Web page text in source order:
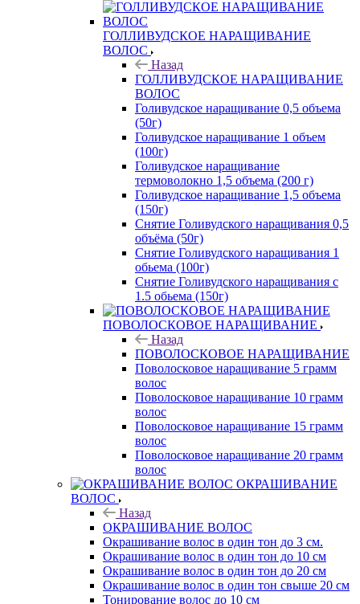
ГОЛЛИВУДСКОЕ НАРАЩИВАНИЕ
ВОЛОС
Назад
ГОЛЛИВУДСКОЕ НАРАЩИВАНИЕ
ВОЛОС
Голивудское наращивание 0,5 объема
(50г)
Голивудское наращивание 1 объем
(100г)
Голивудское наращивание
термоволокно 1,5 объема (200 г)
Голивудское наращивание 1,5 объема
(150г)
Снятие Голивудского наращивания 0,5
объёма (50г)
Снятие Голивудского наращивания 1
обьема (100г)
Снятие Голивудского наращивания с
1.5 обьема (150г)
ПОВОЛОСКОВОЕ НАРАЩИВАНИЕ
Назад
ПОВОЛОСКОВОЕ НАРАЩИВАНИЕ
Поволосковое наращивание 5 грамм
волос
Поволосковое наращивание 10 грамм
волос
Поволосковое наращивание 15 грамм
волос
Поволосковое наращивание 20 грамм
волос
ОКРАШИВАНИЕ
ВОЛОС
Назад
ОКРАШИВАНИЕ ВОЛОС
Окрашивание волос в один тон до 3 см.
Окрашивание волос в один тон до 10 см
Окрашивание волос в один тон до 20 см
Окрашивание волос в один тон свыше 20 см
Тонирование волос до 10 см